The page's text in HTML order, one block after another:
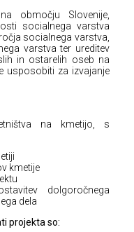
območju Slovenije,
socialnega varstva
socialnega varstva,
varstva ter ureditev
in ostarelih oseb na
usposobiti za izvajanje
na kmetijo, s
kmetije
dolgoročnega
dela
projekta so: